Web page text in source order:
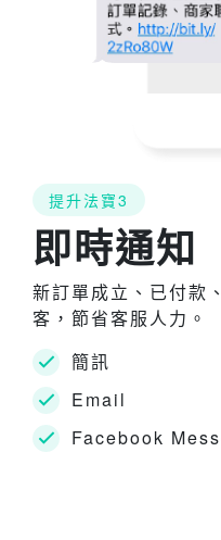
提升法寶3
即時通知
新訂單成立、已付款
客，節省客服人力。
簡訊
Email
Facebook